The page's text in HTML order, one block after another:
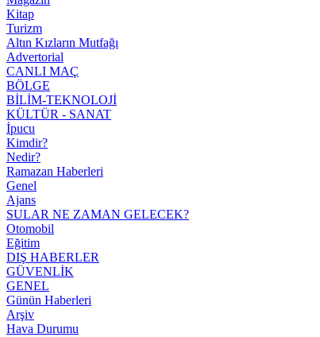
Kitap
Turizm
Altın Kızların Mutfağı
Advertorial
CANLI MAÇ
BÖLGE
BİLİM-TEKNOLOJİ
KÜLTÜR - SANAT
İpucu
Kimdir?
Nedir?
Ramazan Haberleri
Genel
Ajans
SULAR NE ZAMAN GELECEK?
Otomobil
Eğitim
DIŞ HABERLER
GÜVENLİK
GENEL
Günün Haberleri
Arşiv
Hava Durumu